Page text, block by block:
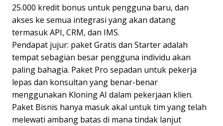
25.000 kredit bonus untuk pengguna baru, dan
akses ke semua integrasi yang akan datang
termasuk API, CRM, dan IMS.
Pendapat jujur: paket Gratis dan Starter adalah
tempat sebagian besar pengguna individu akan
paling bahagia. Paket Pro sepadan untuk pekerja
lepas dan konsultan yang benar-benar
menggunakan Kloning AI dalam pekerjaan klien.
Paket Bisnis hanya masuk akal untuk tim yang telah
melewati ambang batas di mana tindak lanjut